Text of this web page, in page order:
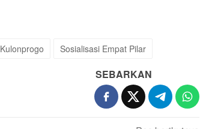
Kulonprogo Sosialisasi Empat Pilar
SEBARKAN